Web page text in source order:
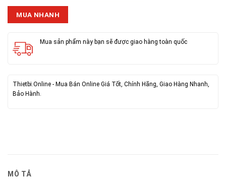
MUA NHANH
Mua sản phẩm này bạn sẽ được giao hàng toàn quốc
Thietbi.Online - Mua Bán Online Giá Tốt, Chính Hãng, Giao Hàng Nhanh,
Bảo Hành.
MÔ TẢ